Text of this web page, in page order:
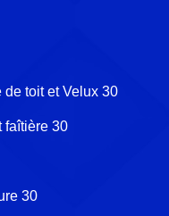
de toit et Velux 30
faîtière 30
30